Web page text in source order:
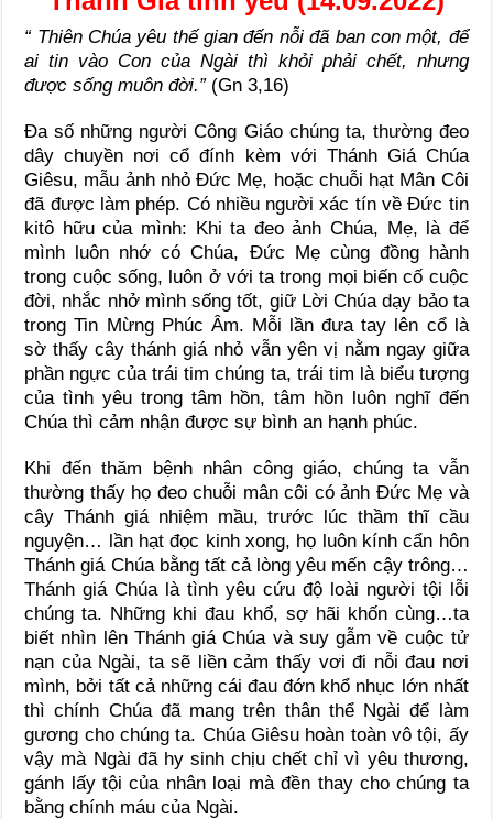
“ Thiên Chúa yêu thế gian đến nỗi đã ban con một, để
ai tin vào Con của Ngài thì khỏi phải chết, nhưng
được sống muôn đời.”(Gn 3,16)
Đa số những người Công Giáo chúng ta, thường đeo
dây chuyền nơi cổ đính kèm với Thánh Giá Chúa
Giêsu, mẫu ảnh nhỏ Đức Mẹ, hoặc chuỗi hạt Mân Côi
đã được làm phép. Có nhiều người xác tín về Đức tin
kitô hữu của mình: Khi ta đeo ảnh Chúa, Mẹ, là để
mình luôn nhớ có Chúa, Đức Mẹ cùng đồng hành
trong cuộc sống, luôn ở với ta trong mọi biến cố cuộc
đời, nhắc nhở mình sống tốt, giữ Lời Chúa dạy bảo ta
trong Tin Mừng Phúc Âm. Mỗi lần đưa tay lên cổ là
sờ thấy cây thánh giá nhỏ vẫn yên vị nằm ngay giữa
phần ngực của trái tim chúng ta, trái tim là biểu tượng
của tình yêu trong tâm hồn, tâm hồn luôn nghĩ đến
Chúa thì cảm nhận được sự bình an hạnh phúc.
Khi đến thăm bệnh nhân công giáo, chúng ta vẫn
thường thấy họ đeo chuỗi mân côi có ảnh Đức Mẹ và
cây Thánh giá nhiệm mầu, trước lúc thầm thĩ cầu
nguyện… lần hạt đọc kinh xong, họ luôn kính cẩn hôn
Thánh giá Chúa bằng tất cả lòng yêu mến cậy trông…
Thánh giá Chúa là tình yêu cứu độ loài người tội lỗi
chúng ta. Những khi đau khổ, sợ hãi khốn cùng…ta
biết nhìn lên Thánh giá Chúa và suy gẫm về cuộc tử
nạn của Ngài, ta sẽ liền cảm thấy vơi đi nỗi đau nơi
mình, bởi tất cả những cái đau đớn khổ nhục lớn nhất
thì chính Chúa đã mang trên thân thể Ngài để làm
gương cho chúng ta. Chúa Giêsu hoàn toàn vô tội, ấy
vậy mà Ngài đã hy sinh chịu chết chỉ vì yêu thương,
gánh lấy tội của nhân loại mà đền thay cho chúng ta
bằng chính máu của Ngài.